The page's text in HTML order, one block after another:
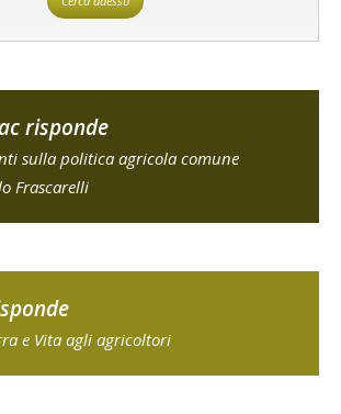
risponde
sulla politica agricola comune
Frascarelli
e Vita agli agricoltori